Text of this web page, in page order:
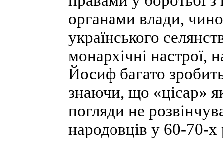
органами влади,
українського
монархічні настрої,
Йосиф багато
знаючи, що «цісар»
погляди не
народовців у 60-70-х